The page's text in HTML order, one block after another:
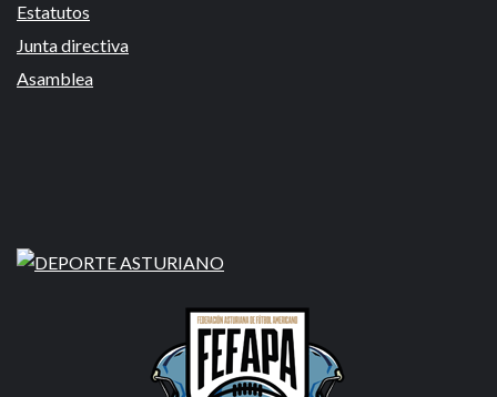
Estatutos
Junta directiva
Asamblea